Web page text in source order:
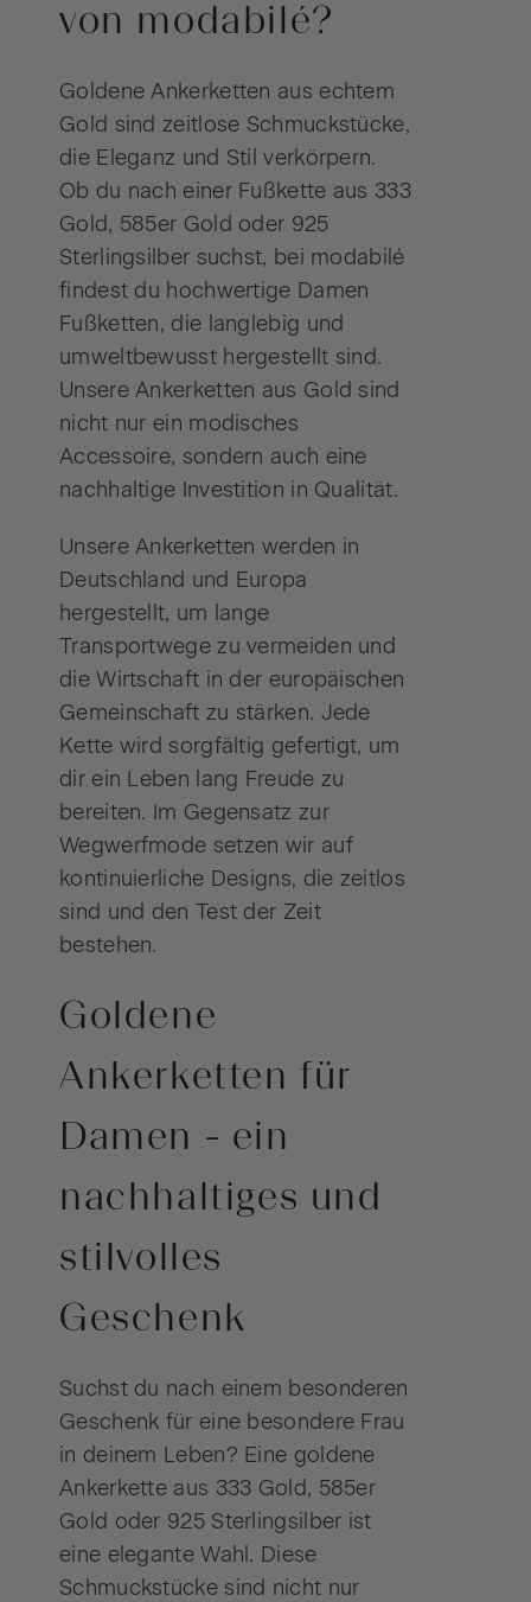
von modabilé?
Goldene Ankerketten aus echtem
Gold sind zeitlose Schmuckstücke,
die Eleganz und Stil verkörpern.
Ob du nach einer Fußkette aus 333
Gold, 585er Gold oder 925
Sterlingsilber suchst, bei modabilé
findest du hochwertige Damen
Fußketten, die langlebig und
umweltbewusst hergestellt sind.
Unsere Ankerketten aus Gold sind
nicht nur ein modisches
Accessoire, sondern auch eine
nachhaltige Investition in Qualität.
Unsere Ankerketten werden in
Deutschland und Europa
hergestellt, um lange
Transportwege zu vermeiden und
die Wirtschaft in der europäischen
Gemeinschaft zu stärken. Jede
Kette wird sorgfältig gefertigt, um
dir ein Leben lang Freude zu
bereiten. Im Gegensatz zur
Wegwerfmode setzen wir auf
kontinuierliche Designs, die zeitlos
sind und den Test der Zeit
bestehen.
Goldene
Ankerketten für
Damen - ein
nachhaltiges und
stilvolles
Geschenk
Suchst du nach einem besonderen
Geschenk für eine besondere Frau
in deinem Leben? Eine goldene
Ankerkette aus 333 Gold, 585er
Gold oder 925 Sterlingsilber ist
eine elegante Wahl. Diese
Schmuckstücke sind nicht nur